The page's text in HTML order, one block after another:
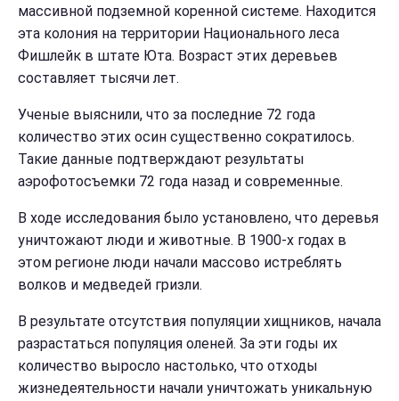
массивной подземной коренной системе. Находится
эта колония на территории Национального леса
Фишлейк в штате Юта. Возраст этих деревьев
составляет тысячи лет.
Ученые выяснили, что за последние 72 года
количество этих осин существенно сократилось.
Такие данные подтверждают результаты
аэрофотосъемки 72 года назад и современные.
В ходе исследования было установлено, что деревья
уничтожают люди и животные. В 1900-х годах в
этом регионе люди начали массово истреблять
волков и медведей гризли.
В результате отсутствия популяции хищников, начала
разрастаться популяция оленей. За эти годы их
количество выросло настолько, что отходы
жизнедеятельности начали уничтожать уникальную